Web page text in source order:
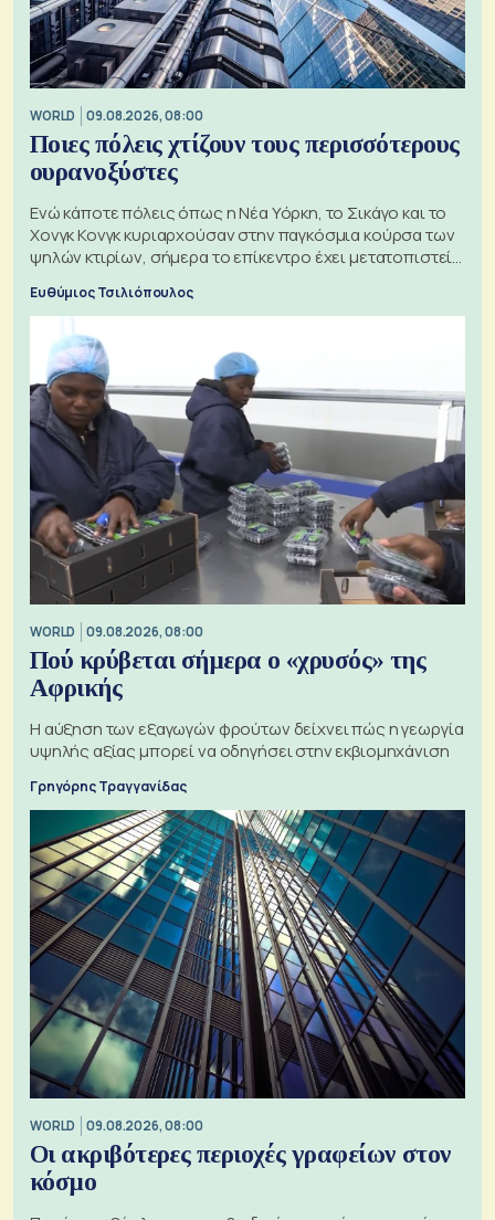
WORLD 09.08.2026, 08:00
Ποιες πόλεις χτίζουν τους περισσότερους
ουρανοξύστες
Ενώ κάποτε πόλεις όπως η Νέα Υόρκη, το Σικάγο και το
Χονγκ Κονγκ κυριαρχούσαν στην παγκόσμια κούρσα των
ψηλών κτιρίων, σήμερα το επίκεντρο έχει μετατοπιστεί
Ευθύμιος Τσιλιόπουλος
WORLD 09.08.2026, 08:00
Πού κρύβεται σήμερα ο «χρυσός» της
Αφρικής
Η αύξηση των εξαγωγών φρούτων δείχνει πώς η γεωργία
υψηλής αξίας μπορεί να οδηγήσει στην εκβιομηχάνιση
Γρηγόρης Τραγγανίδας
WORLD 09.08.2026, 08:00
Οι ακριβότερες περιοχές γραφείων στον
κόσμο